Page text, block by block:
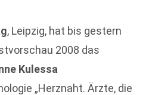
, Leipzig, hat bis gestern
2008 das
Kulessa
„Herznaht. Ärzte, die